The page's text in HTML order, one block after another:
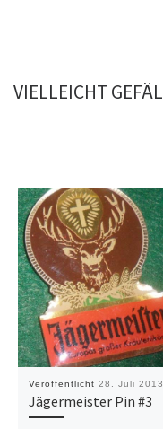
VIELLEICHT
Veröffentlicht 28. Juli 2013
Jägermeister Pin #3